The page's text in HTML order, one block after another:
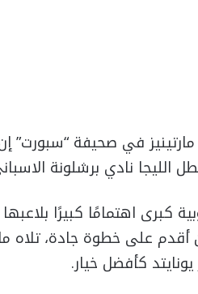
مارتينيز في صحيفة “سبورت”
الليجا نادي برشلونة
كبرى اهتمامًا كبيرًا
أقدم على خطوة جادة، تلاه
يونايتد كأفضل خيار.